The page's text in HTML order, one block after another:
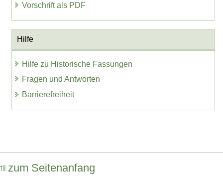
Vorschrift als PDF
Hilfe
Hilfe zu Historische Fassungen
Fragen und Antworten
Barrierefreiheit
zum Seitenanfang